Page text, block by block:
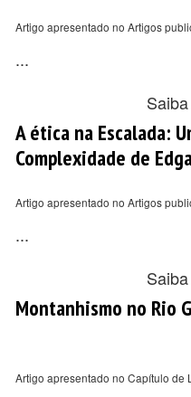
Artigo apresentado no Artigos
...
A ética na Escalada:
Complexidade de
Artigo apresentado no Artigos
...
Montanhismo no Rio
Artigo apresentado no Capítulo de